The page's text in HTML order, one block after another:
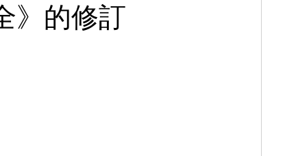
Colombia ECHA
》的修訂